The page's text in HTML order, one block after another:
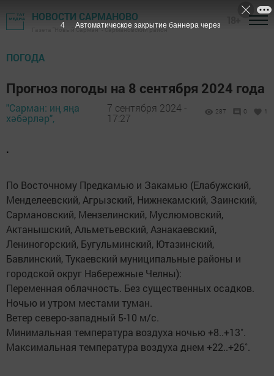
НОВОСТИ САРМАНОВО
Газета "Новый Сарман" - Сармановский район
ПОГОДА
Прогноз погоды на 8 сентября 2024 года
"Сарман: иң яңа
хәбәрләр",
7 сентября 2024 -
17:27
287 0 1
.
По Восточному Предкамью и Закамью (Елабужский,
Менделеевский, Агрызский, Нижнекамский, Заинский,
Сармановский, Мензелинский, Муслюмовский,
Актанышский, Альметьевский, Азнакаевский,
Лениногорский, Бугульминский, Ютазинский,
Бавлинский, Тукаевский муниципальные районы и
городской округ Набережные Челны):
Переменная облачность. Без существенных осадков.
Ночью и утром местами туман.
Ветер северо-западный 5-10 м/с.
Минимальная температура воздуха ночью +8..+13˚.
Максимальная температура воздуха днем +22..+26˚.
3 Автоматическое закрытие баннера через